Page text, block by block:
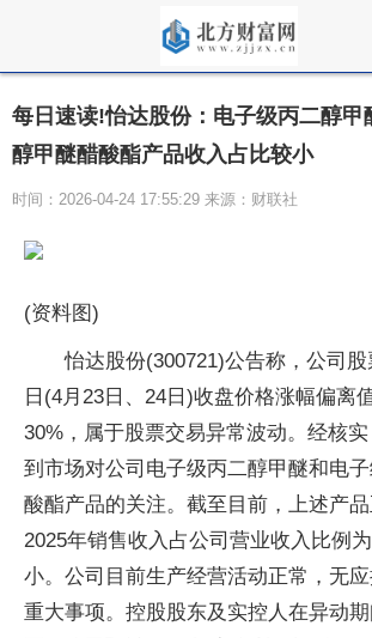
每日速读!怡达股份：电子级丙二醇甲
醇甲醚醋酸酯产品收入占比较小
时间：2026-04-24 17:55:29 来源：财联社
(资料图)
怡达股份(300721)公告称，公司
日(4月23日、24日)收盘价格涨幅偏离
30%，属于股票交易异常波动。经核
到市场对公司电子级丙二醇甲醚和电
酸酯产品的关注。截至目前，上述产品
2025年销售收入占公司营业收入比例
小。公司目前生产经营活动正常，无
重大事项。控股股东及实控人在异动